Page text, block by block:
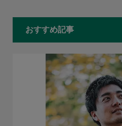
おすすめ記事